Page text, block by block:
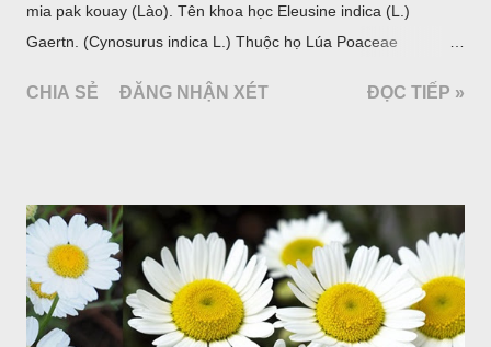
mia pak kouay (Lào). Tên khoa học Eleusine indica (L.)
Gaertn. (Cynosurus indica L.) Thuộc họ Lúa Poaceae
CHIA SẺ ĐĂNG NHẬN XÉT ĐỌC TIẾP »